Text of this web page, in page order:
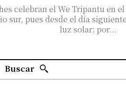
celebran el We Tripantu en
sur, pues desde el día
luz solar; por...
Buscar